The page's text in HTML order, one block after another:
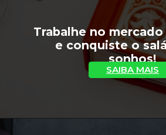
Trabalhe no
e conquiste o
sonhos!
SAIBA MAIS